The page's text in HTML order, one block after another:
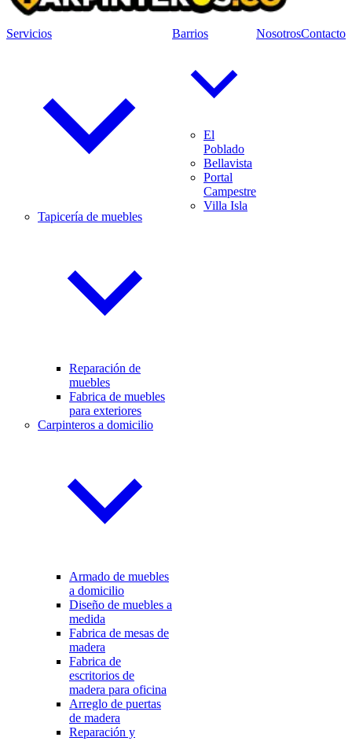
Servicios
Tapicería de muebles
Reparación de
muebles
Fabrica de muebles
para exteriores
Carpinteros a domicilio
Armado de muebles
a domicilio
Diseño de muebles a
medida
Fabrica de mesas de
madera
Fabrica de
escritorios de
madera para oficina
Arreglo de puertas
de madera
Reparación y
Barrios
El
Poblado
Bellavista
Portal
Campestre
Villa Isla
NosotrosContacto